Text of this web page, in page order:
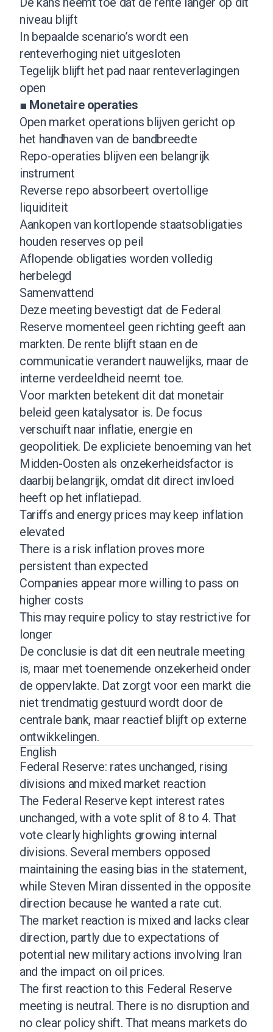
niveau blijft
In bepaalde scenario’s wordt een
renteverhoging niet uitgesloten
Tegelijk blijft het pad naar renteverlagingen
open
■ Monetaire operaties
Open market operations blijven gericht op
het handhaven van de bandbreedte
Repo-operaties blijven een belangrijk
instrument
Reverse repo absorbeert overtollige
liquiditeit
Aankopen van kortlopende staatsobligaties
houden reserves op peil
Aflopende obligaties worden volledig
herbelegd
Samenvattend
Deze meeting bevestigt dat de Federal
Reserve momenteel geen richting geeft aan
markten. De rente blijft staan en de
communicatie verandert nauwelijks, maar de
interne verdeeldheid neemt toe.
Voor markten betekent dit dat monetair
beleid geen katalysator is. De focus
verschuift naar inflatie, energie en
geopolitiek. De expliciete benoeming van het
Midden-Oosten als onzekerheidsfactor is
daarbij belangrijk, omdat dit direct invloed
heeft op het inflatiepad.
Tariffs and energy prices may keep inflation
elevated
There is a risk inflation proves more
persistent than expected
Companies appear more willing to pass on
higher costs
This may require policy to stay restrictive for
longer
De conclusie is dat dit een neutrale meeting
is, maar met toenemende onzekerheid onder
de oppervlakte. Dat zorgt voor een markt die
niet trendmatig gestuurd wordt door de
centrale bank, maar reactief blijft op externe
ontwikkelingen.
English
Federal Reserve: rates unchanged, rising
divisions and mixed market reaction
The Federal Reserve kept interest rates
unchanged, with a vote split of 8 to 4. That
vote clearly highlights growing internal
divisions. Several members opposed
maintaining the easing bias in the statement,
while Steven Miran dissented in the opposite
direction because he wanted a rate cut.
The market reaction is mixed and lacks clear
direction, partly due to expectations of
potential new military actions involving Iran
and the impact on oil prices.
The first reaction to this Federal Reserve
meeting is neutral. There is no disruption and
no clear policy shift. That means markets do